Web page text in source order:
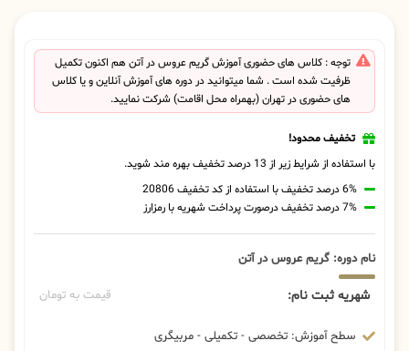
توجه : کلاس های حضوری آموزش گریم عروس در آتن هم اکنون تکمیل
ظرفیت شده است . شما میتوانید در دوره های آموزش آنلاین و یا کلاس
های حضوری در تهران (بهمراه محل اقامت) شرکت نمایید.
تخفیف محدود!
با استفاده از شرایط زیر از 13 درصد تخفیف بهره مند شوید.
6% درصد تخفیف با استفاده از کد تخفیف 20806
7% درصد تخفیف درصورت پرداخت شهریه با رمزارز
نام دوره: گریم عروس در آتن
شهریه ثبت نام: قیمت به تومان
سطح آموزش: تخصصی - تکمیلی - مربیگری